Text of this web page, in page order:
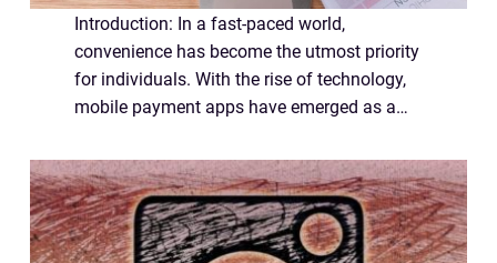
Introduction: In a fast-paced world,
convenience has become the utmost priority
for individuals. With the rise of technology,
mobile payment apps have emerged as a
secure transactions at our fingertips. Among
the ...